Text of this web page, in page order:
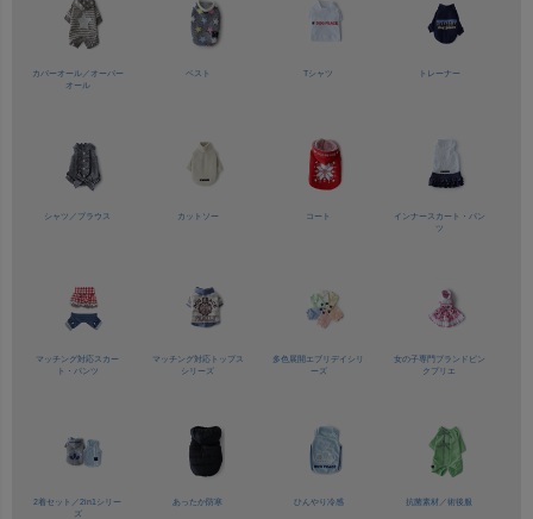
カバーオール／ オーバー
オール
ベスト Tシャツ トレーナー
シャツ／ ブラウス カットソー コート
インナースカート・パン
ツ
マッチング対応スカー
ト・パンツ
マッチング対応トップス
シリーズ
多色展開 エブリデイシリ
ーズ
女の子専門ブランド ピン
クプリエ
2着セット／2in1シリー
ズ
あったか防寒 ひんやり冷感 抗菌素材／術後服